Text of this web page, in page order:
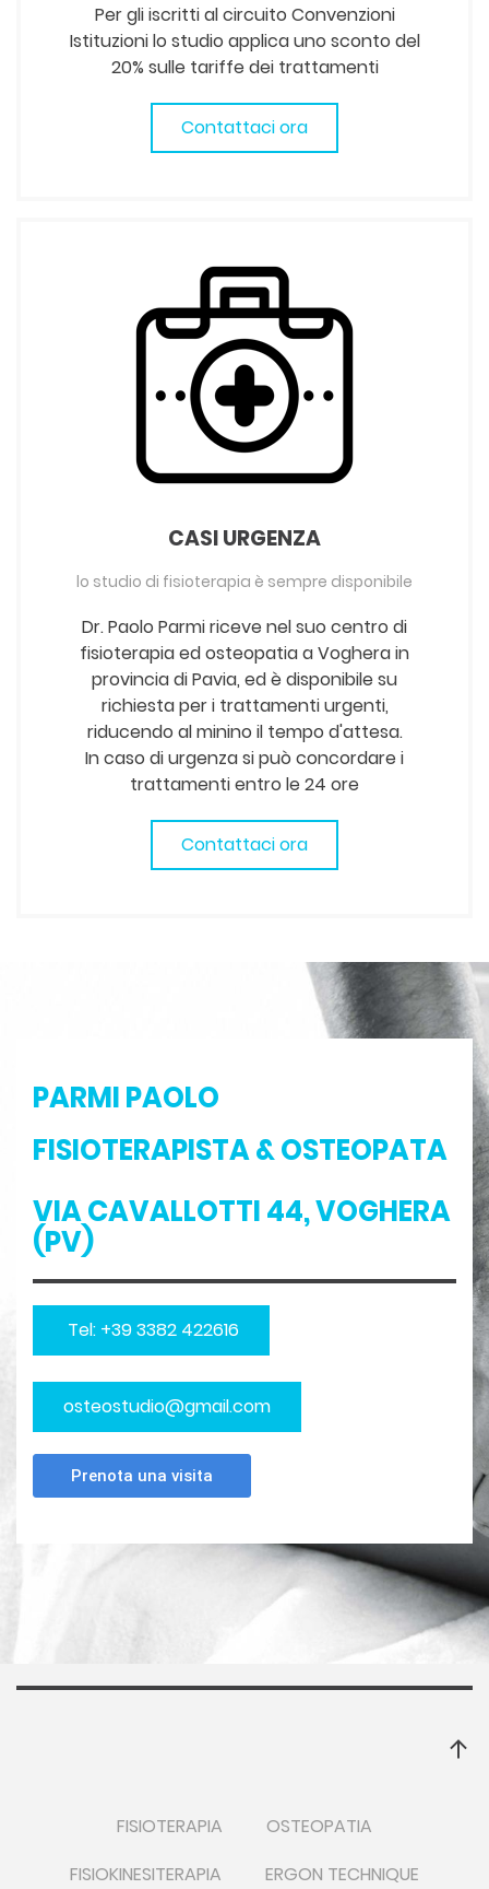
Per gli iscritti al circuito Convenzioni
Istituzioni lo studio applica uno sconto del
20% sulle tariffe dei trattamenti
Contattaci ora
CASI URGENZA
lo studio di fisioterapia è sempre disponibile
Dr. Paolo Parmi riceve nel suo centro di
fisioterapia ed osteopatia a Voghera in
provincia di Pavia, ed è disponibile su
richiesta per i trattamenti urgenti,
riducendo al minino il tempo d'attesa.
In caso di urgenza si può concordare i
trattamenti entro le 24 ore
Contattaci ora
PARMI PAOLO
FISIOTERAPISTA & OSTEOPATA
VIA CAVALLOTTI 44, VOGHERA
(PV)
Tel: +39 3382 422616
osteostudio@gmail.com
FISIOTERAPIA
OSTEOPATIA
FISIOKINESITERAPIA
ERGON TECHNIQUE